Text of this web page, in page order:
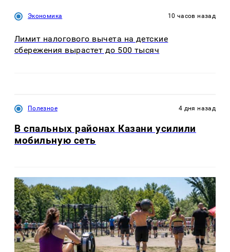
Экономика 10 часов назад
Лимит налогового вычета на детские
сбережения вырастет до 500 тысяч
Полезное 4 дня назад
В спальных районах Казани усилили
мобильную сеть